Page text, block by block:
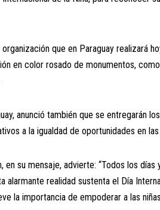
que en Paraguay realizará
en color rosado de monumentos,
anunció también que se entregarán
a la igualdad de oportunidades en las
su mensaje, advierte: “Todos los
realidad sustenta el Día
la importancia de empoderar a las